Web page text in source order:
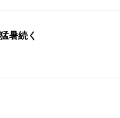
暑続く